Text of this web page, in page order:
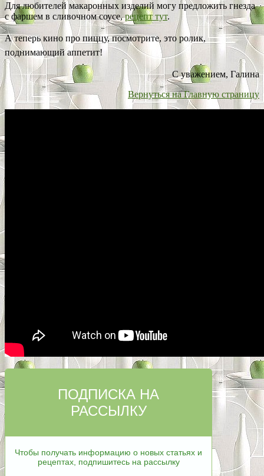
Для любителей макаронных изделий могу предложить гнезда
с фаршем в сливочном соусе,рецепт тут.
А теперь кино про пиццу, посмотрите, это ролик,
поднимающий аппетит!
С уважением, Галина
Вернуться на Главную страницу
ПОДПИСКА НА
РАССЫЛКУ
Чтобы получать информацию о новых статьях и
рецептах, подпишитесь на рассылку